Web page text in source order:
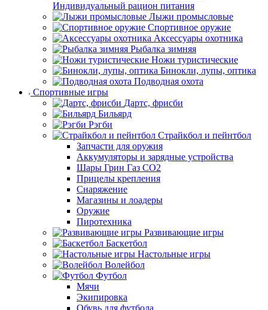
Индивидуальный рацион питания
Лыжи промысловые
Спортивное оружие
Аксессуары охотника
Рыбалка зимняя
Ножи туристические
Бинокли, лупы, оптика
Подводная охота
Спортивные игры
Дартс, фрисби
Бильярд
Рэгби
Страйкбол и пейнтбол
Запчасти для оружия
Аккумуляторы и зарядные устройства
Шары Грин Газ СО2
Прицелы крепления
Снаряжение
Магазины и лоадеры
Оружие
Пиротехника
Развивающие игры
Баскетбол
Настольные игры
Волейбол
Футбол
Мячи
Экипировка
Обувь для футбола